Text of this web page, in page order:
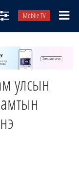
Mobile TV
улсын